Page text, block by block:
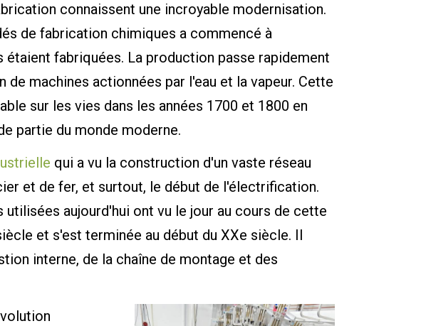
connaissent une incroyable modernisation.
de fabrication chimiques a commencé à
fabriquées. La production passe rapidement
machines actionnées par l'eau et la vapeur. Cette
sur les vies dans les années 1700 et 1800 en
partie du monde moderne.
qui a vu la construction d'un vaste réseau
et de fer, et surtout, le début de l'électrification.
aujourd'hui ont vu le jour au cours de cette
et s'est terminée au début du XXe siècle. Il
interne, de la chaîne de montage et des